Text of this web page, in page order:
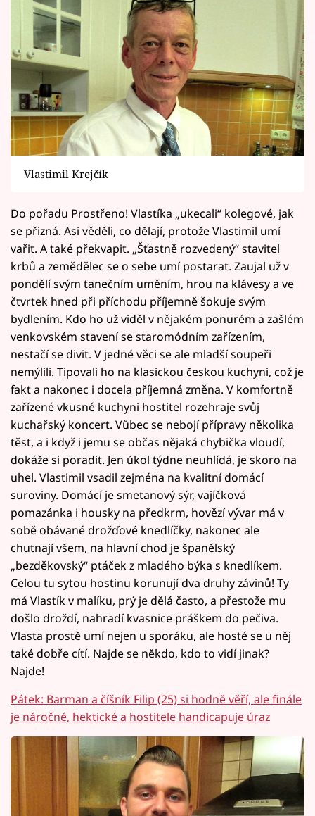
Vlastimil Krejčík
Do pořadu Prostřeno! Vlastíka „ukecali“ kolegové, jak
se přizná. Asi věděli, co dělají, protože Vlastimil umí
vařit. A také překvapit. „Šťastně rozvedený“ stavitel
krbů a zemědělec se o sebe umí postarat. Zaujal už v
pondělí svým tanečním uměním, hrou na klávesy a ve
čtvrtek hned při příchodu příjemně šokuje svým
bydlením. Kdo ho už viděl v nějakém ponurém a zašlém
venkovském stavení se staromódním zařízením,
nestačí se divit. V jedné věci se ale mladší soupeři
nemýlili. Tipovali ho na klasickou českou kuchyni, což je
fakt a nakonec i docela příjemná změna. V komfortně
zařízené vkusné kuchyni hostitel rozehraje svůj
kuchařský koncert. Vůbec se nebojí přípravy několika
těst, a i když i jemu se občas nějaká chybička vloudí,
dokáže si poradit. Jen úkol týdne neuhlídá, je skoro na
uhel. Vlastimil vsadil zejména na kvalitní domácí
suroviny. Domácí je smetanový sýr, vajíčková
pomazánka i housky na předkrm, hovězí vývar má v
sobě obávané drožďové knedlíčky, nakonec ale
chutnají všem, na hlavní chod je španělský
„bezděkovský“ ptáček z mladého býka s knedlíkem.
Celou tu sytou hostinu korunují dva druhy závinů! Ty
má Vlastík v malíku, prý je dělá často, a přestože mu
došlo droždí, nahradí kvasnice práškem do pečiva.
Vlasta prostě umí nejen u sporáku, ale hosté se u něj
také dobře cítí. Najde se někdo, kdo to vidí jinak?
Najde!
Pátek: Barman a číšník Filip (25) si hodně věří, ale finále
je náročné, hektické a hostitele handicapuje úraz